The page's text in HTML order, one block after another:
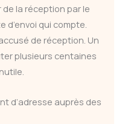
la réception par le
d’envoi qui compte.
de réception. Un
plusieurs centaines
d’adresse auprès des